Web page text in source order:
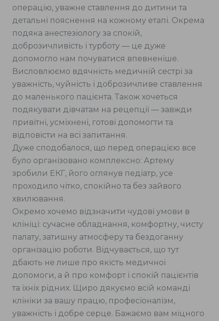
операцію, уважне ставлення до дитини та
детальні пояснення на кожному етапі. Окрема
подяка анестезіологу за спокій,
доброзичливість і турботу — це дуже
допомогло нам почуватися впевненіше.
Висловлюємо вдячність медичній сестрі за
уважність, чуйність і доброзичливе ставлення
до маленького пацієнта. Також хочеться
подякувати дівчатам на рецепції — завжди
привітні, усміхнені, готові допомогти та
відповісти на всі запитання.
Дуже сподобалося, що перед операцією все
було організовано комплексно: Артему
зробили ЕКГ, його оглянув педіатр, усе
проходило чітко, спокійно та без зайвого
хвилювання.
Окремо хочемо відзначити чудові умови в
клініці: сучасне обладнання, комфортну, чисту
палату, затишну атмосферу та бездоганну
організацію роботи. Відчувається, що тут
дбають не лише про якість медичної
допомоги, а й про комфорт і спокій пацієнтів
та їхніх рідних. Щиро дякуємо всій команді
клініки за вашу працю, професіоналізм,
уважність і добре серце. Бажаємо вам міцного